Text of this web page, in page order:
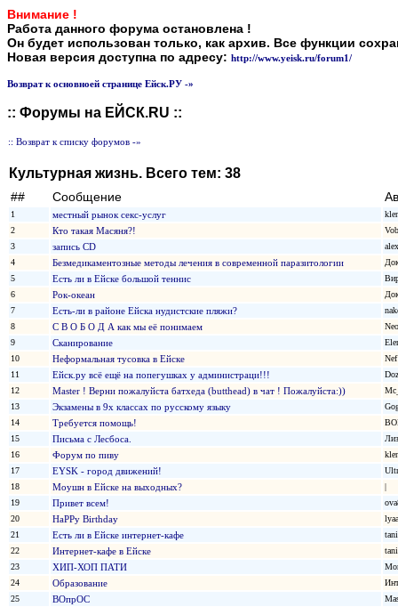
Внимание !
Работа данного форума остановлена !
Он будет использован только, как архив. Все функции
Новая версия доступна по адресу: http://www.yeisk.ru/forum1/
Возврат к основноей странице Ейск.РУ -»
:: Форумы на ЕЙСК.RU ::
:: Возврат к списку форумов -»
Культурная жизнь. Всего тем: 38
## Сообщение
1 местный рынок секс-услуг
2
Кто такая Масяня?!
3
запись CD
4
Безмедикаментозные методы лечения в современной паразитологии
5
Есть ли в Ейске большой теннис
6
Рок-океан
7
Есть-ли в районе Ейска нудистские пляжи?
8
С В О Б О Д А как мы её понимаем
9
Сканирование
10
Неформальная тусовка в Ейске
Nef
11
Ейск.ру всё ещё на попегушках у администраци!!!
12
Master ! Верни пожалуйста батхеда (butthead) в чат ! Пожалуйста:))
13
Экзамены в 9х классах по русскому языку
14
Требуется помощь!
15
Письма с Лесбоса.
16
Форум по пиву
17
EYSK - город движений!
18
Моушн в Ейске на выходных?
|
19
Привет всем!
20
HaPPy Birthday
21
Есть ли в Ейске интернет-кафе
22
Интернет-кафе в Ейске
23
ХИП-ХОП ПАТИ
24
Образование
25
ВОпрОС